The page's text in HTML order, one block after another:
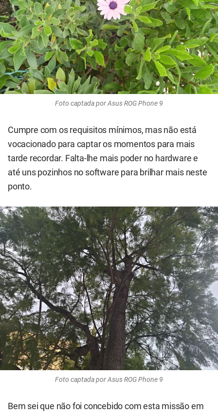
Foto captada por Asus ROG Phone 9
Cumpre com os requisitos mínimos, mas não está
vocacionado para captar os momentos para mais
tarde recordar. Falta-lhe mais poder no hardware e
até uns pozinhos no software para brilhar mais neste
ponto.
Foto captada por Asus ROG Phone 9
Bem sei que não foi concebido com esta missão em